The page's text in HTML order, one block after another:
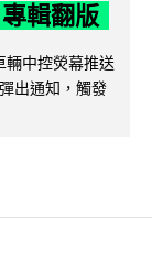
輯翻版
輛中控熒幕推送
出通知，觸發